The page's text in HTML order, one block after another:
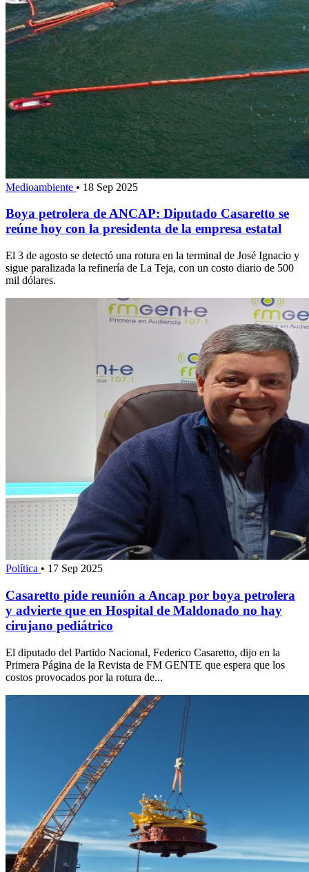
Medioambiente • 18 Sep 2025
Boya petrolera de ANCAP: Diputado Casaretto se
reúne hoy con la presidenta de la empresa estatal
El 3 de agosto se detectó una rotura en la terminal de José Ignacio y
sigue paralizada la refinería de La Teja, con un costo diario de 500
mil dólares.
Política • 17 Sep 2025
Casaretto pide reunión a Ancap por boya petrolera
y advierte que en Hospital de Maldonado no hay
cirujano pediátrico
El diputado del Partido Nacional, Federico Casaretto, dijo en la
Primera Página de la Revista de FM GENTE que espera que los
costos provocados por la rotura de...